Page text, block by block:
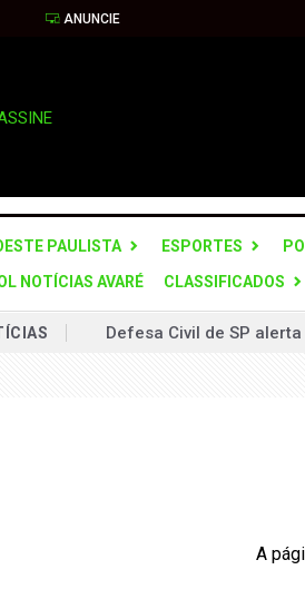
ANUNCIE
PAULISTA ESPORTES
NOTÍCIAS AVARÉ CLASSIFICADOS
Defesa Civil de SP
Município terá prefeito
Procurador explica
A